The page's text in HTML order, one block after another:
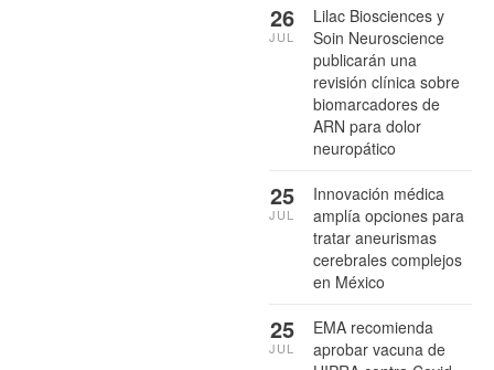
Lilac Biosciences y
Soin Neuroscience
publicarán una
revisión clínica sobre
biomarcadores de
ARN para dolor
neuropático
26
JUL
Innovación médica
amplía opciones para
tratar aneurismas
cerebrales complejos
en México
25
JUL
EMA recomienda
aprobar vacuna de
25
JUL